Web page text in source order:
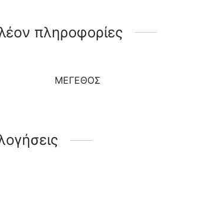
πληροφορίες
ΜΈΓΕΘΟΣ